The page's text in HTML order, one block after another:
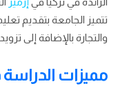
تتميز الجامعة بتقديم
والتجارة بالإضافة إلى
مميزات